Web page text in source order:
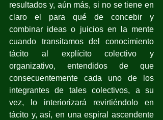
resultados y, aún más, si no se tiene en
claro el para qué de concebir y
combinar ideas o juicios en la mente
cuando transitamos del conocimiento
tácito al explícito colectivo y
organizativo, entendidos de que
consecuentemente cada uno de los
integrantes de tales colectivos, a su
vez, lo interiorizará revirtiéndolo en
tácito y, así, en una espiral ascendente